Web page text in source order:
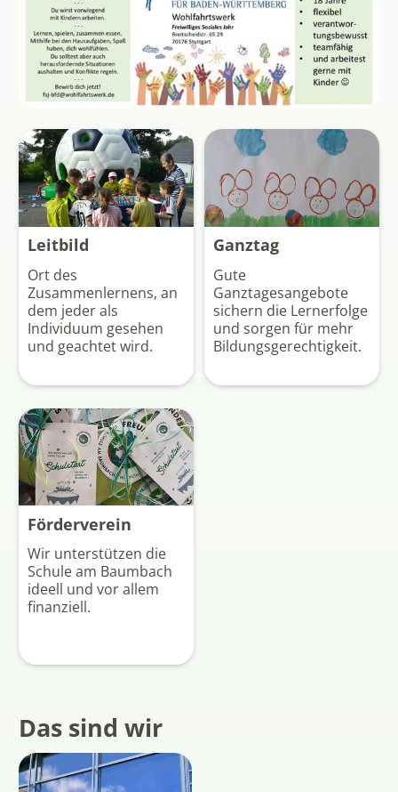
Leitbild
Ort des
Zusammenlernens, an
dem jeder als
Individuum gesehen
und geachtet wird.
Ganztag
Gute
Ganztagesangebote
sichern die Lernerfolge
und sorgen für mehr
Bildungs­gerechtigkeit.
Förderverein
Wir unterstützen die
Schule am Baumbach
ideell und vor allem
finanziell.
Das sind wir